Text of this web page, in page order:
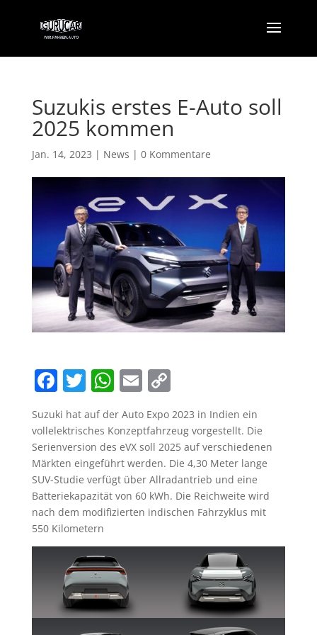
Suzukis erstes E-Auto soll
2025 kommen
Jan. 14, 2023 | News | 0 Kommentare
F
a
c
e
b
o
o
k
T
w
itt
er
W
h
at
s
A
p
p
E
m
ai
l
C
o
p
y
Li
n
k
Suzuki hat auf der Auto Expo 2023 in Indien ein
vollelektrisches Konzeptfahrzeug vorgestellt. Die
Serienversion des eVX soll 2025 auf verschiedenen
Märkten eingeführt werden. Die 4,30 Meter lange
SUV-Studie verfügt über Allradantrieb und eine
Batteriekapazität von 60 kWh. Die Reichweite wird
nach dem modifizierten indischen Fahrzyklus mit
550 Kilometern